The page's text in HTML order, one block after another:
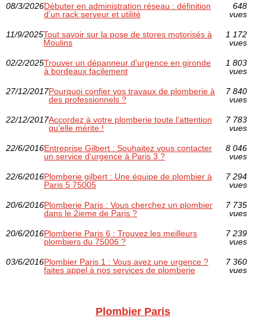
08/3/2026Débuter en administration réseau : définition
d'un rack serveur et utilité
648
vues
11/9/2025Tout savoir sur la pose de stores motorisés à
Moulins
1 172
vues
02/2/2025Trouver un dépanneur d'urgence en gironde
à bordeaux facilement
1 803
vues
27/12/2017Pourquoi confier vos travaux de plomberie à
des professionnels ?
7 840
vues
22/12/2017Accordez à votre plomberie toute l’attention
qu’elle mérite !
7 783
vues
22/6/2016Entreprise Gilbert : Souhaitez vous contacter
un service d'urgence à Paris 3 ?
8 046
vues
22/6/2016Plomberie gilbert : Une équipe de plombier à
Paris 5 75005
7 294
vues
20/6/2016Plomberie Paris : Vous cherchez un plombier
dans le 2ieme de Paris ?
7 735
vues
20/6/2016Plomberie Paris 6 : Trouvez les meilleurs
plombiers du 75006 ?
7 239
vues
03/6/2016Plombier Paris 1 : Vous avez une urgence ?
faites appel à nos services de plomberie
7 360
vues
Plombier Paris